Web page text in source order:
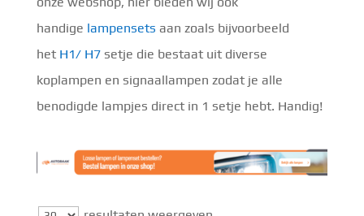
handige lampensets aan zoals bijvoorbeeld
het H1/ H7setje die bestaat uit diverse
koplampen en signaallampen zodat je alle
benodigde lampjes direct in 1 setje hebt. Handig!